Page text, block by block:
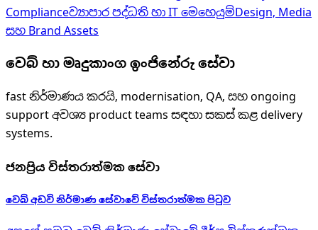
Complianceව්‍යාපාර පද්ධති හා IT මෙහෙයුම්Design, Media
සහ Brand Assets
වෙබ් හා මෘදුකාංග ඉංජිනේරු සේවා
fast නිර්මාණය කරයි, modernisation, QA, සහ ongoing
support අවශ්‍ය product teams සඳහා සකස් කළ delivery
systems.
ජනප්‍රිය විස්තරාත්මක සේවා
වෙබ් අඩවි නිර්මාණ සේවාවේ විස්තරාත්මක පිටුව